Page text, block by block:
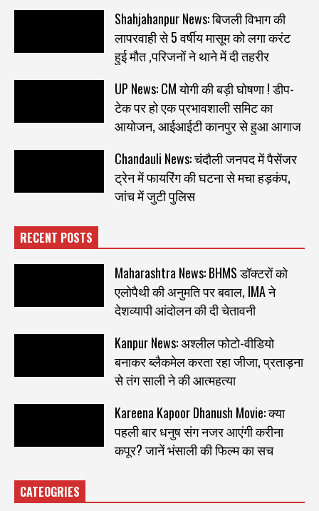
Shahjahanpur News: बिजली विभाग की
लापरवाही से 5 वर्षीय मासूम को लगा करंट
हुई मौत ,परिजनों ने थाने में दी तहरीर
UP News: CM योगी की बड़ी घोषणा ! डीप-
टेक पर हो एक प्रभावशाली समिट का
आयोजन, आईआईटी कानपुर से हुआ आगाज
Chandauli News: चंदौली जनपद में पैसेंजर
ट्रेन में फायरिंग की घटना से मचा हड़कंप,
जांच में जुटी पुलिस
RECENT POSTS
Maharashtra News: BHMS डॉक्टरों को
एलोपैथी की अनुमति पर बवाल, IMA ने
देशव्यापी आंदोलन की दी चेतावनी
Kanpur News: अश्लील फोटो-वीडियो
बनाकर ब्लैकमेल करता रहा जीजा, प्रताड़ना
से तंग साली ने की आत्महत्या
Kareena Kapoor Dhanush Movie: क्या
पहली बार धनुष संग नजर आएंगी करीना
कपूर? जानें भंसाली की फिल्म का सच
CATEOGRIES